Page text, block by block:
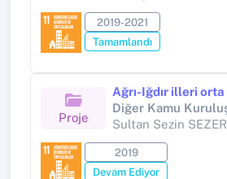
2019-2021
Tamamlandı
Proje
Sultan Sezin SEZER
2019
Devam Ediyor